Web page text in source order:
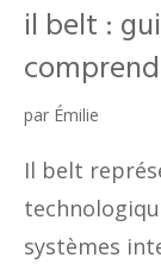
il belt :
par Émilie
Il belt
systèmes